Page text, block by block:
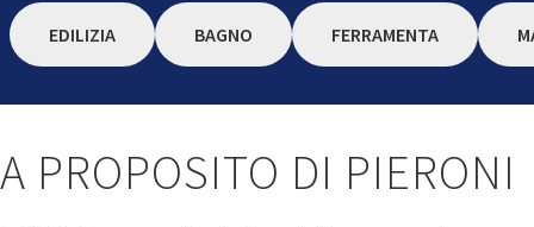
EDILIZIA BAGNO FERRAMENTA
A PROPOSITO DI PIERONI